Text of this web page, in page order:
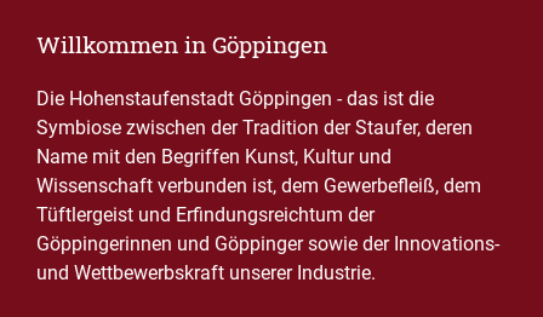
Willkommen in Göppingen
Die Hohenstaufenstadt Göppingen - das ist die
Symbiose zwischen der Tradition der Staufer, deren
Name mit den Begriffen Kunst, Kultur und
Wissenschaft verbunden ist, dem Gewerbefleiß, dem
Tüftlergeist und Erfindungsreichtum der
Göppingerinnen und Göppinger sowie der Innovations-
und Wettbewerbskraft unserer Industrie.